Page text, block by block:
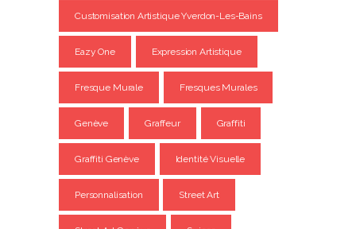
Customisation Artistique Yverdon-Les-Bains
Eazy One Expression Artistique
Fresque Murale Fresques Murales
Genève Graffeur Graffiti
Graffiti Genève Identité Visuelle
Personnalisation Street Art